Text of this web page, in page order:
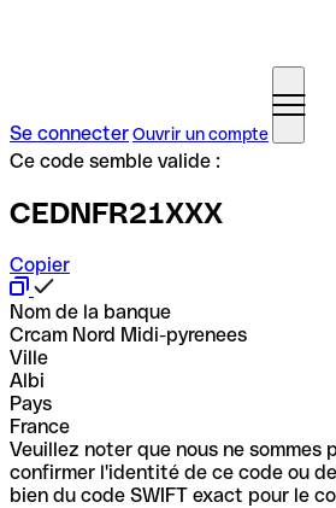
Se connecterOuvrir un compte
Ce code semble valide :
CEDNFR21XXX
Copier
Nom de la banque
Crcam Nord Midi-pyrenees
Ville
Albi
Pays
France
Veuillez noter que nous ne sommes
confirmer l'identité de ce code ou
bien du code SWIFT exact pour le